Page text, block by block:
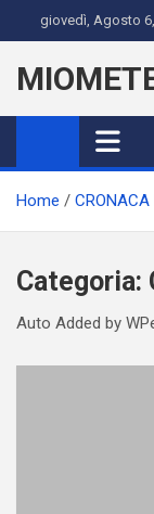
to
content
giovedì, Agosto
Home CRONACA
Categoria:
Auto Added by